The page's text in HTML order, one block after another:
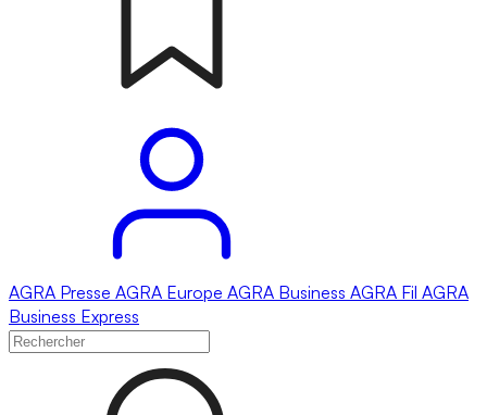
AGRA Presse AGRA Europe AGRA Business AGRA Fil AGRA
Business Express